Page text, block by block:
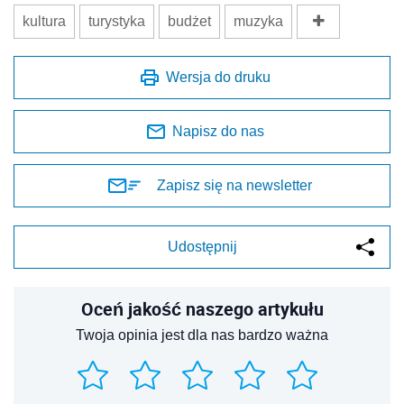
kultura turystyka budżet muzyka
Wersja do druku
Napisz do nas
Zapisz się na newsletter
Udostępnij
Oceń jakość naszego artykułu
Twoja opinia jest dla nas bardzo ważna